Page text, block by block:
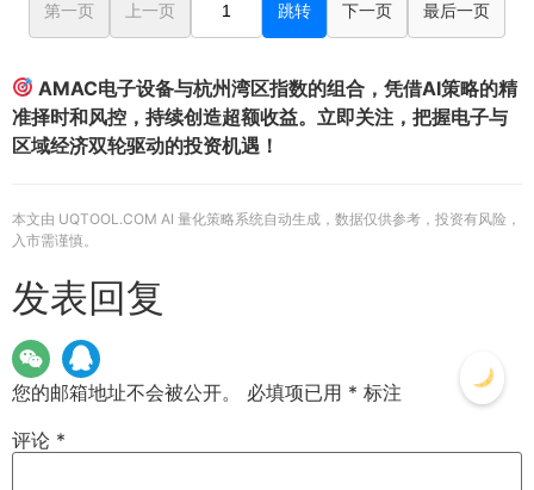
第一页 上一页 跳转 下一页 最后一页
AMAC电子设备与杭州湾区指数的组合，凭借AI策略的精
准择时和风控，持续创造超额收益。立即关注，把握电子与
区域经济双轮驱动的投资机遇！
本文由 UQTOOL.COM AI 量化策略系统自动生成，数据仅供参考，投资有风险，
入市需谨慎。
发表回复
您的邮箱地址不会被公开。 必填项已用 * 标注
评论 *